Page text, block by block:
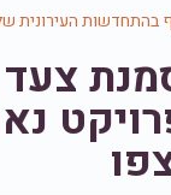
בהתחדשות העירונית